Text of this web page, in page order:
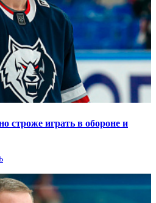
строже играть в обороне и